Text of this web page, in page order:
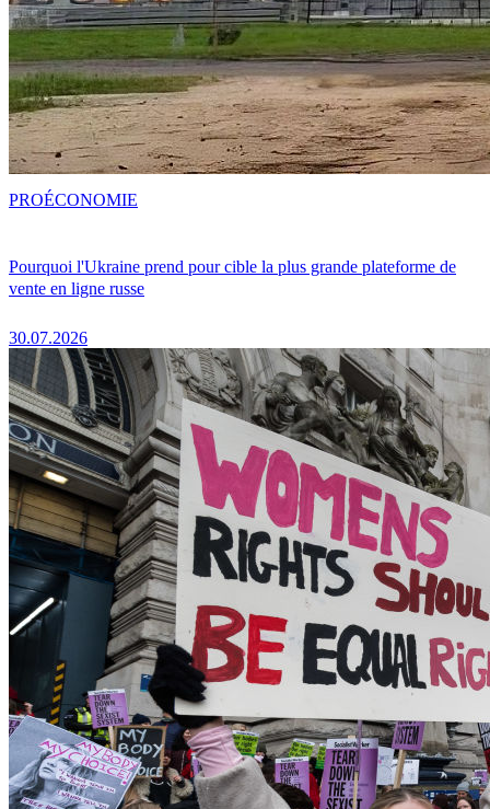
Pourquoi l'Ukraine prend pour cible la plus grande plateforme de
vente en ligne russe
30.07.2026
PROÉCONOMIE